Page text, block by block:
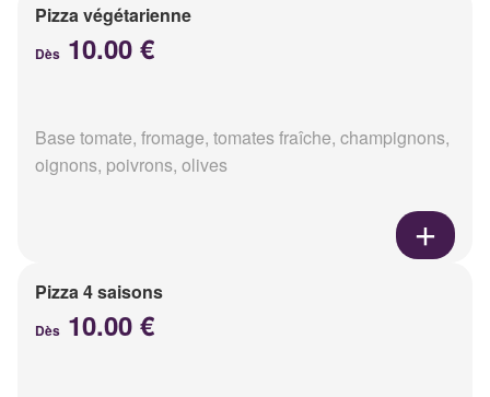
Pizza végétarienne
Dès 10.00 €
Base tomate, fromage, tomates fraîche, champignons,
oignons, poivrons, olives
Pizza 4 saisons
Dès 10.00 €